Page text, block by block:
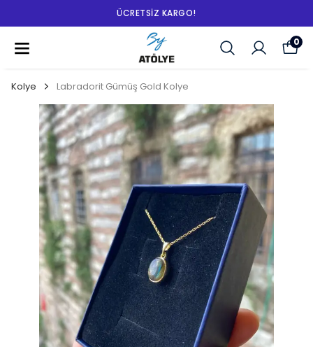
ÜCRETSIZ KARGO!
0
Kolye Labradorit Gümüş Gold Kolye